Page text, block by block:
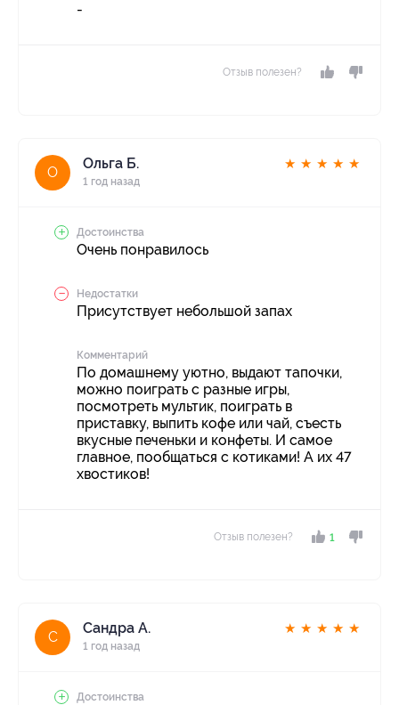
-
Отзыв полезен?
О
Ольга Б.
1 год назад
★ ★ ★ ★ ★
Достоинства
Очень понравилось
Недостатки
Присутствует небольшой запах
Комментарий
По домашнему уютно, выдают тапочки,
можно поиграть с разные игры,
посмотреть мультик, поиграть в
приставку, выпить кофе или чай, съесть
вкусные печеньки и конфеты. И самое
главное, пообщаться с котиками! А их 47
хвостиков!
Отзыв полезен? 1
С
Сандра А.
1 год назад
★ ★ ★ ★ ★
Достоинства